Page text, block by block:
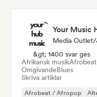
Your Music
Media
&gt; 1400 svar ges
Afrikansk musik
OmgivandeBlues
Skriva artiklar
Afrobeat / Afropop